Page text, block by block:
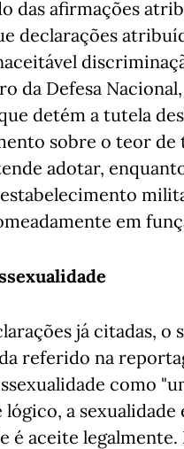
das afirmações
declarações
da Defesa
detém a tutela
sobre o teor de
adotar,
em
já citadas,
referido na
como
a
é aceite